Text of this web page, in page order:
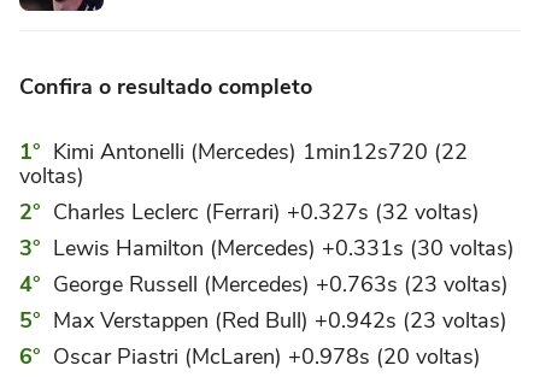
Confira o resultado completo
Kimi Antonelli (Mercedes) 1min12s720 (22
voltas)
Charles Leclerc (Ferrari) +0.327s (32 voltas)
Lewis Hamilton (Mercedes) +0.331s (30 voltas)
George Russell (Mercedes) +0.763s (23 voltas)
Max Verstappen (Red Bull) +0.942s (23 voltas)
Oscar Piastri (McLaren) +0.978s (20 voltas)